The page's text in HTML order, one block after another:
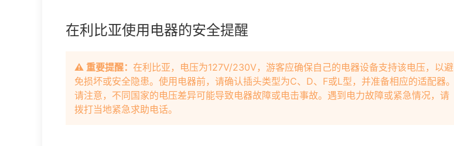
在利比亚使用电器的安全提醒
⚠️ 重要提醒： 在利比亚，电压为127V/230V，游客应确保自己的电器设备支持该电压，以避
免损坏或安全隐患。使用电器前，请确认插头类型为C、D、F或L型，并准备相应的适配器。
请注意，不同国家的电压差异可能导致电器故障或电击事故。遇到电力故障或紧急情况，请
拨打当地紧急求助电话。